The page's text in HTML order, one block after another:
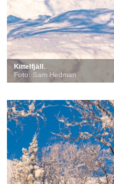
Kittelfjäll.
Foto: Sam Hedman